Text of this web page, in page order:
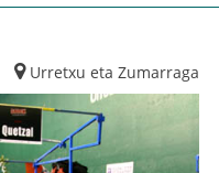
Urretxu eta Zumarraga